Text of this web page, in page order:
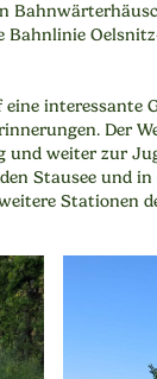
Bahnlinie
interessante
Der
weiter zur
Stausee und
Stationen